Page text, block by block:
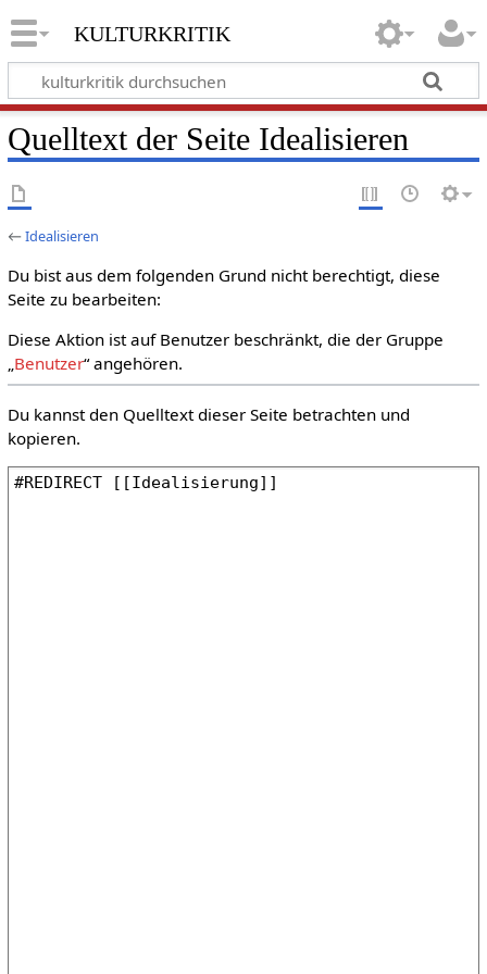
kulturkritik
Quelltext der Seite Idealisieren
←Idealisieren
Du bist aus dem folgenden Grund nicht berechtigt, diese
Seite zu bearbeiten:
Diese Aktion ist auf Benutzer beschränkt, die der Gruppe
„Benutzer“ angehören.
Du kannst den Quelltext dieser Seite betrachten und
kopieren.